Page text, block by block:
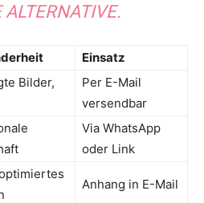
ALTERNATIVE.
Einsatz
Bilder,
Per E-Mail
versendbar
Via WhatsApp
oder Link
Anhang in E-Mail